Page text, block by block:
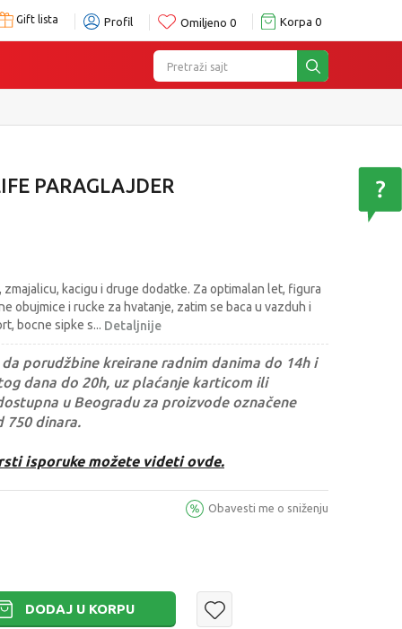
Gift lista Profil Omiljeno 0 Korpa 0
Pretraži sajt
PARAGLAJDER
kacigu i druge dodatke. Za optimalan let, figura
obujmice i rucke za hvatanje, zatim se baca u vazduh i
bocne sipke s... Detaljnije
porudžbine kreirane radnim danima do 14h i
dana do 20h, uz plaćanje karticom ili
u Beogradu za proizvode označene
750 dinara.
isporuke možete videti ovde.
Obavesti me o sniženju
DODAJ U KORPU